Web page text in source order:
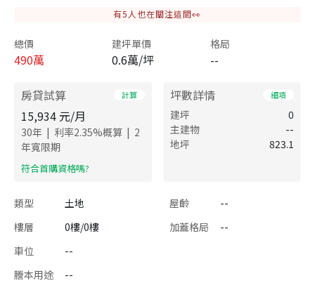
有5 人也在關注這間👀
總價
490萬
建坪單價
0.6萬/坪
格局
--
房貸試算 計算
15,934 元/月
30年 | 利率2.35%概算 | 2
年寬限期
​符合首購資格嗎?
坪數詳情 細項
建坪
0
主建物
--
地坪
823.1
類型 土地 屋齡
--
樓層
0樓/0樓 加蓋格局
--
車位
--
謄本用途
--